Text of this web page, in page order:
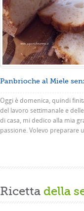
Panbrioche al Miele
Oggi è domenica, quindi
del lavoro settimanale e
di casa, mi dedico alla mia
passione. Volevo preparare
Ricetta della